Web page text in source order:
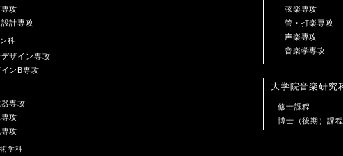
攻
計専攻
科
ザイン専攻
ンB専攻
専攻
攻
攻
学科
弦楽専攻
管・打楽専攻
声楽専攻
音楽学専攻
大学院音楽研究
修士課程
博士（後期）課程